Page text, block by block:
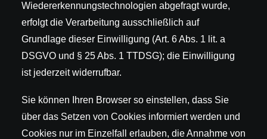
Wiedererkennungstechnologien abgefragt wurde,
erfolgt die Verarbeitung ausschließlich auf
Grundlage dieser Einwilligung (Art. 6 Abs. 1 lit. a
DSGVO und § 25 Abs. 1 TTDSG); die Einwilligung
ist jederzeit widerrufbar.
Sie können Ihren Browser so einstellen, dass Sie
über das Setzen von Cookies informiert werden und
Cookies nur im Einzelfall erlauben, die Annahme von